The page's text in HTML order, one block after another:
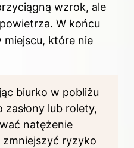
wzrok, ale
W końcu
które nie
biurko w pobliżu
lub rolety,
natężenie
zmniejszyć ryzyko